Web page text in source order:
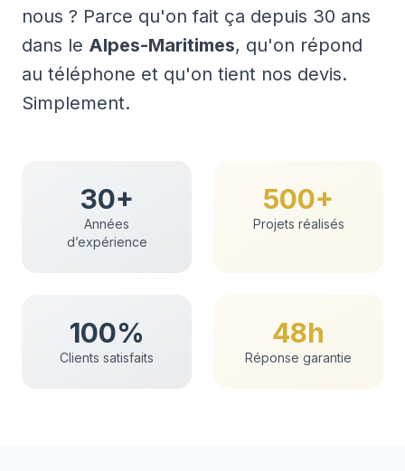
nous ? Parce qu'on fait ça depuis 30 ans
dans le Alpes-Maritimes, qu'on répond
au téléphone et qu'on tient nos devis.
Simplement.
30+
Années
d’expérience
500+
Projets réalisés
100%
Clients satisfaits
48h
Réponse garantie